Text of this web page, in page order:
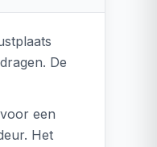
De
een
Het